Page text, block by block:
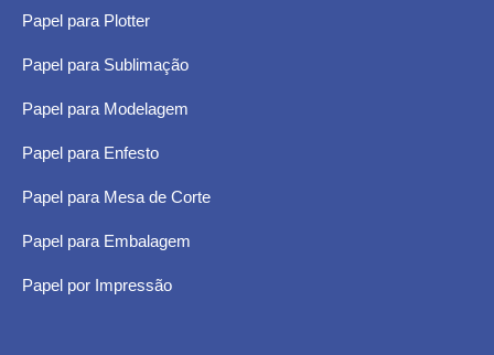
Papel para Plotter
Papel para Sublimação
Papel para Modelagem
Papel para Enfesto
Papel para Mesa de Corte
Papel para Embalagem
Papel por Impressão